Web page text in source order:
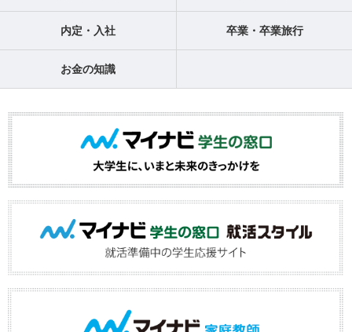
内定・入社 卒業・卒業旅行
お金の知識